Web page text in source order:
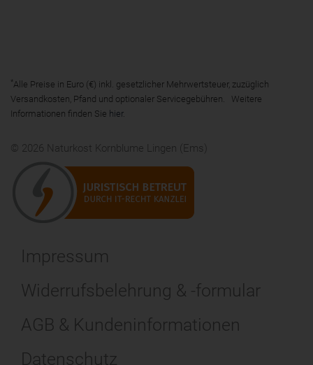
*Alle Preise in Euro (€) inkl. gesetzlicher Mehrwertsteuer, zuzüglich
Versandkosten, Pfand und optionaler Servicegebühren. Weitere
Informationen finden Sie hier.
© 2026 Naturkost Kornblume Lingen (Ems)
Impressum
Widerrufsbelehrung & -formular
AGB & Kundeninformationen
Datenschutz